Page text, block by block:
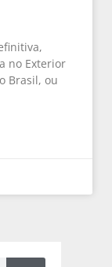
no Exterior
Brasil, ou